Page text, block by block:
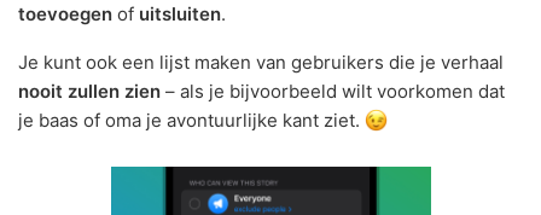
toevoegen of uitsluiten.
Je kunt ook een lijst maken van gebruikers die je verhaal
nooit zullen zien – als je bijvoorbeeld wilt voorkomen dat
je baas of oma je avontuurlijke kant ziet.